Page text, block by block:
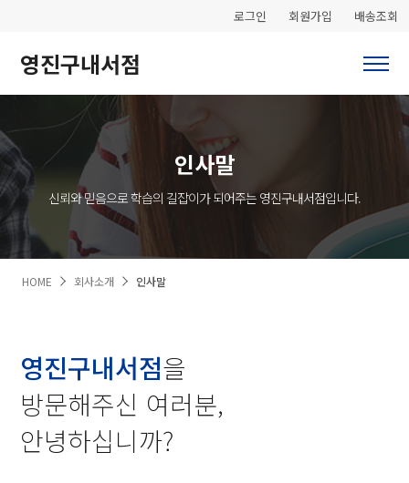
로그인 회원가입 배송조회
영진구내서점
인사말
신뢰와 믿음으로 학습의 길잡이가 되어주는 영진구내서점입니다.
HOME 회사소개 인사말
영진구내서점을
방문해주신 여러분,
안녕하십니까?